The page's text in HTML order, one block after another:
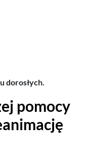
dorosłych.
pomocy